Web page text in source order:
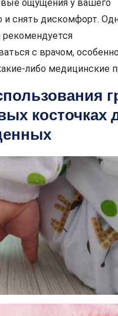
ощущения у вашего
и снять дискомфорт.
рекомендуется
с врачом,
либо медицинские
косточках